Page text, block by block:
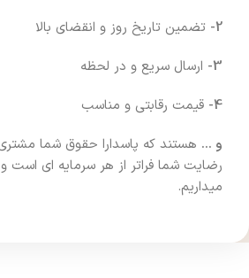
2- تضمین تاریخ روز و انقضای بالا
3- ارسال سریع و در لحظه
4- قیمت رقابتی و مناسب
و … هستند که پاسدارا حقوق شما
رضایت شما فراتر از هر سرمایه ای است
میداریم.